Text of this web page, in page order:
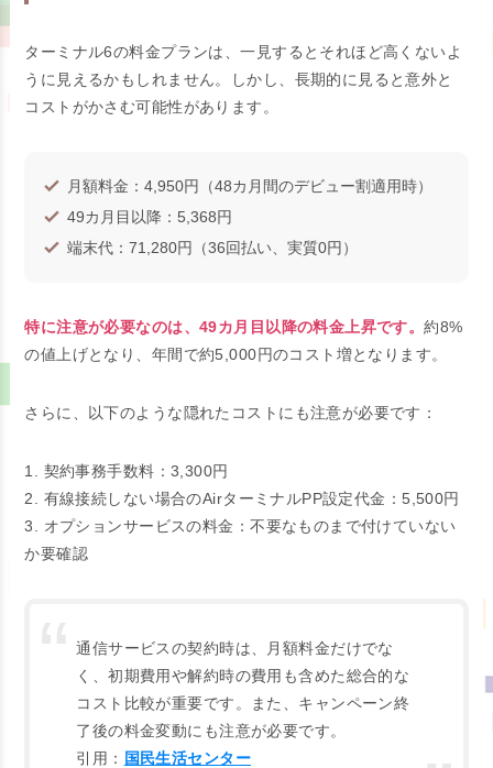
ターミナル6の料金プランは、一見するとそれほど高くないよ
うに見えるかもしれません。しかし、長期的に見ると意外と
コストがかさむ可能性があります。
月額料金：4,950円（48カ月間のデビュー割適用時）
49カ月目以降：5,368円
端末代：71,280円（36回払い、実質0円）
特に注意が必要なのは、49カ月目以降の料金上昇です。約8%
の値上げとなり、年間で約5,000円のコスト増となります。
さらに、以下のような隠れたコストにも注意が必要です：
1. 契約事務手数料：3,300円
2. 有線接続しない場合のAirターミナルPP設定代金：5,500円
3. オプションサービスの料金：不要なものまで付けていない
か要確認
通信サービスの契約時は、月額料金だけでな
く、初期費用や解約時の費用も含めた総合的な
コスト比較が重要です。また、キャンペーン終
了後の料金変動にも注意が必要です。
引用： 国民生活センター